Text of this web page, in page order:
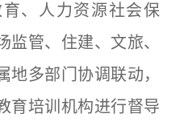
、人力资源社会保
监管、住建、文旅、
地多部门协调联动，
育培训机构进行督导